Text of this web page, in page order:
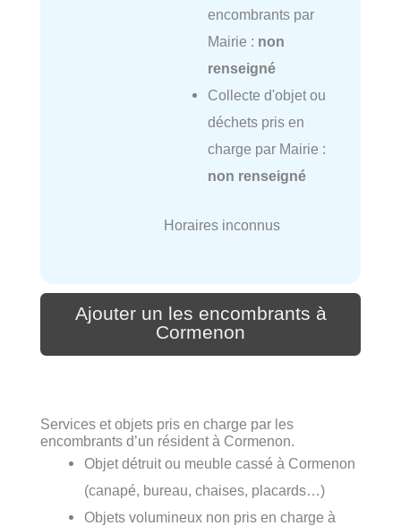
encombrants par
Mairie : non
renseigné
Collecte d'objet ou
déchets pris en
charge par Mairie :
non renseigné
Horaires inconnus
Ajouter un les encombrants à
Cormenon
Services et objets pris en charge par les
encombrants d’un résident à Cormenon.
Objet détruit ou meuble cassé à Cormenon
(canapé, bureau, chaises, placards…)
Objets volumineux non pris en charge à